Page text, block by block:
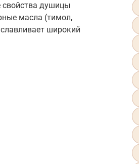
свойства душицы
масла (тимол,
широкий